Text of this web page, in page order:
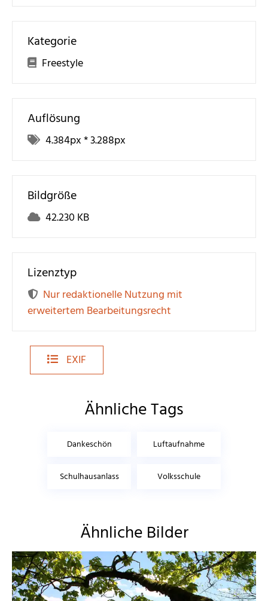
Kategorie
Freestyle
Auflösung
4.384px *3.288px
Bildgröße
42.230 KB
Lizenztyp
Nur redaktionelle Nutzung mit
erweitertem Bearbeitungsrecht
EXIF
Ähnliche Tags
Dankeschön Luftaufnahme
Schulhausanlass Volksschule
Ähnliche Bilder